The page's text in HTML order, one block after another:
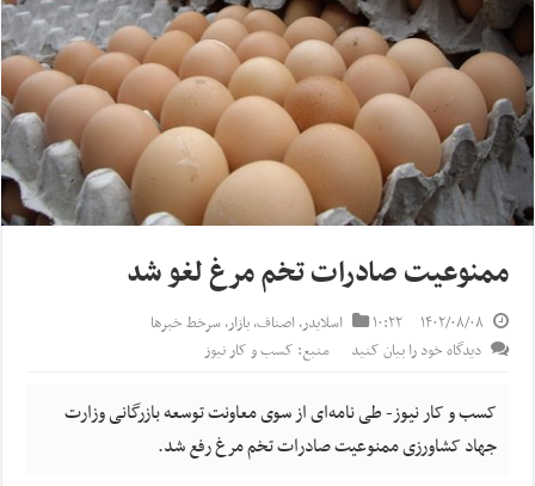
ممنوعیت صادرات تخم مرغ لغو شد
۱۴۰۲/۰۸/۰۸ ۱۰:۲۲ اسلایدر,اصناف,بازار,سرخط خبرها
دیدگاه خود را بیان کنید
منبع: کسب و کار نیوز
کسب و کار نیوز- طی نامه‌ای از سوی معاونت توسعه بازرگانی وزارت
جهاد کشاورزی ممنوعیت صادرات تخم مرغ رفع شد.